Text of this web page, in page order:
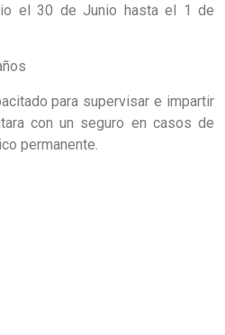
el 30 de Junio hasta el 1 de
para supervisar e impartir
con un seguro en casos de
permanente.